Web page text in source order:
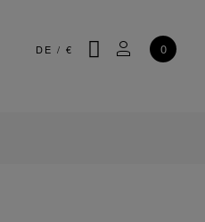
DE / € SUCHEMEIN
0